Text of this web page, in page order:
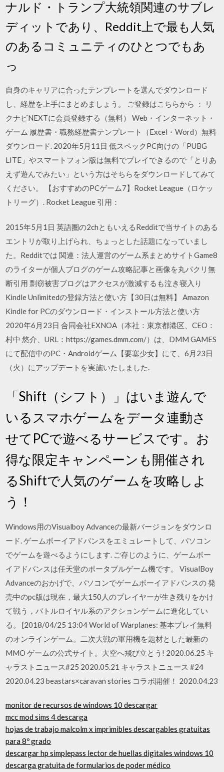
ナルド・トランプ大統領関連のサブレ
ディットであり、Reddit上で最も人気
のあるコミュニティのひとつでもあ
っ
自身のキャリアに合ったテンプレートを選んでダウンロード
し、経歴を上手にまとめましょう。 ご登録はこちらから ： リ
クナビNEXTに会員登録する（無料） Web・インターネット・
ゲーム 履歴書・職務経歴書テンプレート（Excel・Word）無料
ダウンロード. 2020年5月11日 低スペックPC向けの「PUBG
LITE」やスマートフォン版は無料でプレイできるので「とりあ
えず遊んでみたい」という方はそちらをダウンロードしてみて
ください。 【おすすめのPCゲーム7】Rocket League（ロケッ
トリーグ）. Rocket League 引用：
2015年5月1日 英語圏の2chともいえるRedditで当サイトのある
エントリが取り上げられ、ちょっとした話題になっていまし
た。Redditでは 関連：法人運営のゲーム系まとめサイトGame8
のライターが個人ブログのゲーム攻略記事と画像を丸パクリ無
断引用 剽窃被害ブログはアクセスが激減するも泣き寝入り
Kindle Unlimitedの登録方法と使い方【30日は無料】 Amazon
Kindle for PCのダウンロード・インストール方法と使い方
2020年6月23日 合同会社EXNOA（本社：東京都港区、CEO：
村中 悠介、URL：https://games.dmm.com/）は、DMM GAMES
にて配信中のPC・Androidゲーム【要塞少女】にて、6月23日
（火）にアップデートを実施いたしました.
「Shift（シフト）」はいま遊んで
いるスマホゲームをデータ連動さ
せてPCで遊べるサービスです。お
得な限定キャンペーンも開催され
るShiftで人気のゲームを攻略しよ
う！
Windows用のVisualboy Advanceの最新バージョンをダウンロ
ード. ゲームボーイアドバンスをエミュレートして、パソコン
でゲームを遊べるようにします. ご存じのように、ゲームボー
イアドバンスは任天堂のポータブルゲーム機です。 VisualBoy
Advanceのおかげで、パソコンでゲームボーイアドバンスの 発
売中のpc版は現在，最大150人のプレイヤーが生き残りをかけ
て戦う，バトルロイヤル系のアクションゲームに進化してい
る。 [2018/04/25 13:04 World of Warplanes: 基本プレイ無料
のオンラインゲーム。二次大戦の軍用機を題材とした最新の
MMO ゲームの公式サイト。大空へ飛び立とう! 2020.06.25 キ
ャラストニュース#25 2020.05.21 キャラストニュース #24
2020.04.23 beastars×caravan stories コラボ開催！ 2020.04.23
monitor de recursos de windows 10 descargar
mcc mod sims 4 descarga
hojas de trabajo malcolm x imprimibles descargables gratuitas
para 8º grado
descargar hp simplepass lector de huellas digitales windows 10
descarga gratuita de formularios de poder médico